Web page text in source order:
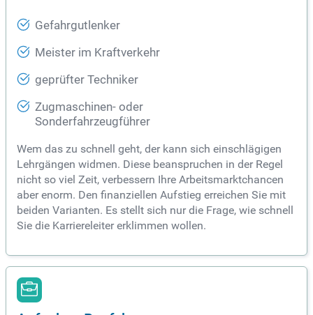
Gefahrgutlenker
Meister im Kraftverkehr
geprüfter Techniker
Zugmaschinen- oder
Sonderfahrzeugführer
Wem das zu schnell geht, der kann sich einschlägigen
Lehrgängen widmen. Diese beanspruchen in der Regel
nicht so viel Zeit, verbessern Ihre Arbeitsmarktchancen
aber enorm. Den finanziellen Aufstieg erreichen Sie mit
beiden Varianten. Es stellt sich nur die Frage, wie schnell
Sie die Karriereleiter erklimmen wollen.